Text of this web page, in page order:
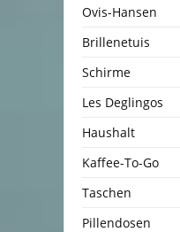
Ovis-Hansen
Brillenetuis
Schirme
Les Deglingos
Haushalt
Kaffee-To-Go
Taschen
Pillendosen